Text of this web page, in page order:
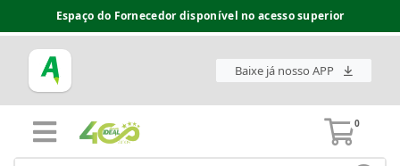
Espaço do Fornecedor disponível no acesso superior
Baixe já nosso APP
0